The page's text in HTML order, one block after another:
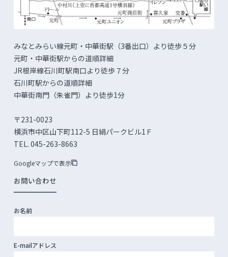
みなとみらい線元町・中華街駅（3番出口）より徒歩５分
元町・中華街駅からの道順詳細
JR根岸線石川町駅南口より徒歩７分
石川町駅からの道順詳細
中華街南門（朱雀門）より徒歩1分
〒231-0023
横浜市中区山下町112-5 日絹パークビル1Ｆ
TEL. 045-263-8663
Googleマップで表示
お問い合わせ
お名前
E-mailアドレス